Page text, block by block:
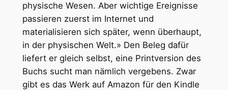
physische Wesen. Aber wichtige Ereignisse
passieren zuerst im Internet und
materialisieren sich später, wenn überhaupt,
in der physischen Welt.» Den Beleg dafür
liefert er gleich selbst, eine Printversion des
Buchs sucht man nämlich vergebens. Zwar
gibt es das Werk auf Amazon für den Kindle